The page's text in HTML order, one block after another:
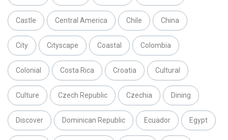
Castle Central America Chile China
City Cityscape Coastal Colombia
Colonial Costa Rica Croatia Cultural
Culture Czech Republic Czechia Dining
Discover Dominican Republic Ecuador Egypt